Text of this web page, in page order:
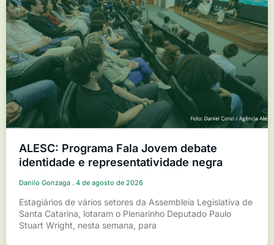
ALESC: Programa Fala Jovem debate
identidade e representatividade negra
Danilo Gonzaga 4 de agosto de 2026
Estagiários de vários setores da Assembleia Legislativa de
Santa Catarina, lotaram o Plenarinho Deputado Paulo
Stuart Wright, nesta semana, para